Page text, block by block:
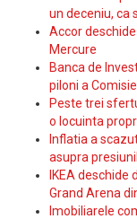
un deceniu, ca
Accor
Mercure
Banca de
piloni a
Peste trei
o locuinta
Inflatia a
asupra
IKEA
Grand Arena
Imobiliarele